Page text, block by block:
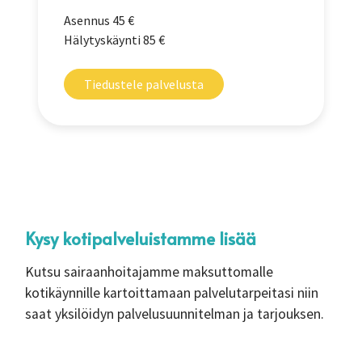
Asennus 45 €
Hälytyskäynti 85 €
Tiedustele palvelusta
Kysy kotipalveluistamme lisää
Kutsu sairaanhoitajamme maksuttomalle
kotikäynnille kartoittamaan palvelutarpeitasi niin
saat yksilöidyn palvelusuunnitelman ja tarjouksen.